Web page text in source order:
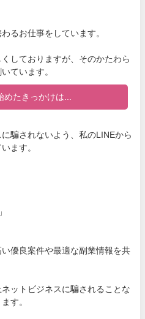
るお仕事をしています。
しておりますが、そのかたわら
ています。
めたきっかけは...
騙されないよう、私のLINEから
ます。
優良案件や最適な副業情報を共
ットビジネスに騙されることな
す。